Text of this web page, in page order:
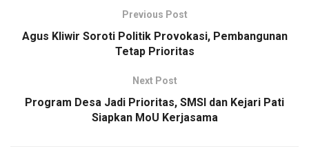
o
A
p
p
n
k
Previous Post
Agus Kliwir Soroti Politik Provokasi, Pembangunan
Tetap Prioritas
Next Post
Program Desa Jadi Prioritas, SMSI dan Kejari Pati
Siapkan MoU Kerjasama